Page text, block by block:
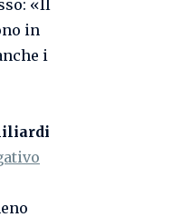
«Il
in
i